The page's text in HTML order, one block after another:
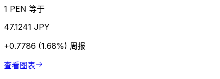
1 PEN 等于
47.1241 JPY
+0.7786 (1.68%) 周报
查看图表